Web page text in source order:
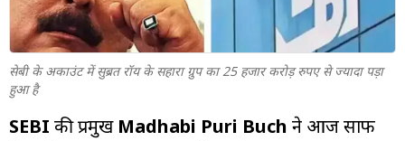
सेबी के अकाउंट में सुब्रत रॉय के सहारा ग्रुप का 25 हजार करोड़ रुपए से ज्यादा पड़ा
हुआ है
SEBI की प्रमुख Madhabi Puri Buch ने आज साफ